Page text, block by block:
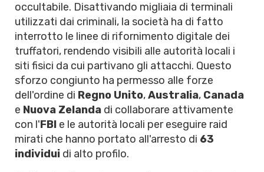
occultabile. Disattivando migliaia di terminali
utilizzati dai criminali, la società ha di fatto
interrotto le linee di rifornimento digitale dei
truffatori, rendendo visibili alle autorità locali i
siti fisici da cui partivano gli attacchi. Questo
sforzo congiunto ha permesso alle forze
dell'ordine di Regno Unito,Australia, Canada
e Nuova Zelanda di collaborare attivamente
con l'FBI e le autorità locali per eseguire raid
mirati che hanno portato all'arresto di 63
individui di alto profilo.